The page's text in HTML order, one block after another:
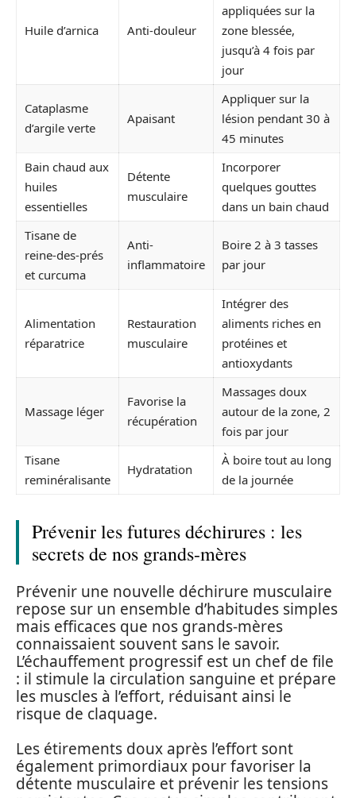
Huile d’arnica Anti-douleur
appliquées sur la
zone blessée,
jusqu’à 4 fois par
jour
Cataplasme
d’argile verte
Apaisant
Appliquer sur la
lésion pendant 30 à
45 minutes
Bain chaud aux
huiles
essentielles
Détente
musculaire
Incorporer
quelques gouttes
dans un bain chaud
Tisane de
reine-des-prés
et curcuma
Anti-
inflammatoire
Boire 2 à 3 tasses
par jour
Alimentation
réparatrice
Restauration
musculaire
Intégrer des
aliments riches en
protéines et
antioxydants
Massage léger
Favorise la
récupération
Massages doux
autour de la zone, 2
fois par jour
Tisane
reminéralisante
Hydratation
À boire tout au long
de la journée
Prévenir les futures déchirures : les
secrets de nos grands-mères
Prévenir une nouvelle déchirure musculaire
repose sur un ensemble d’habitudes simples
mais efficaces que nos grands-mères
connaissaient souvent sans le savoir.
L’échauffement progressif est un chef de file
: il stimule la circulation sanguine et prépare
les muscles à l’effort, réduisant ainsi le
risque de claquage.
Les étirements doux après l’effort sont
également primordiaux pour favoriser la
détente musculaire et prévenir les tensions